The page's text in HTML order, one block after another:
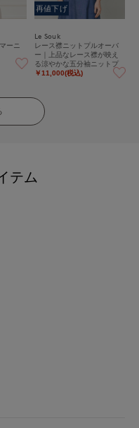
ーニ
再値下げ
Le Souk
レース襟ニットプルオーバ
ー｜上品なレース襟が映え
る涼やかな五分袖ニットプ
ルオーバー
￥11,000(税込)
テム